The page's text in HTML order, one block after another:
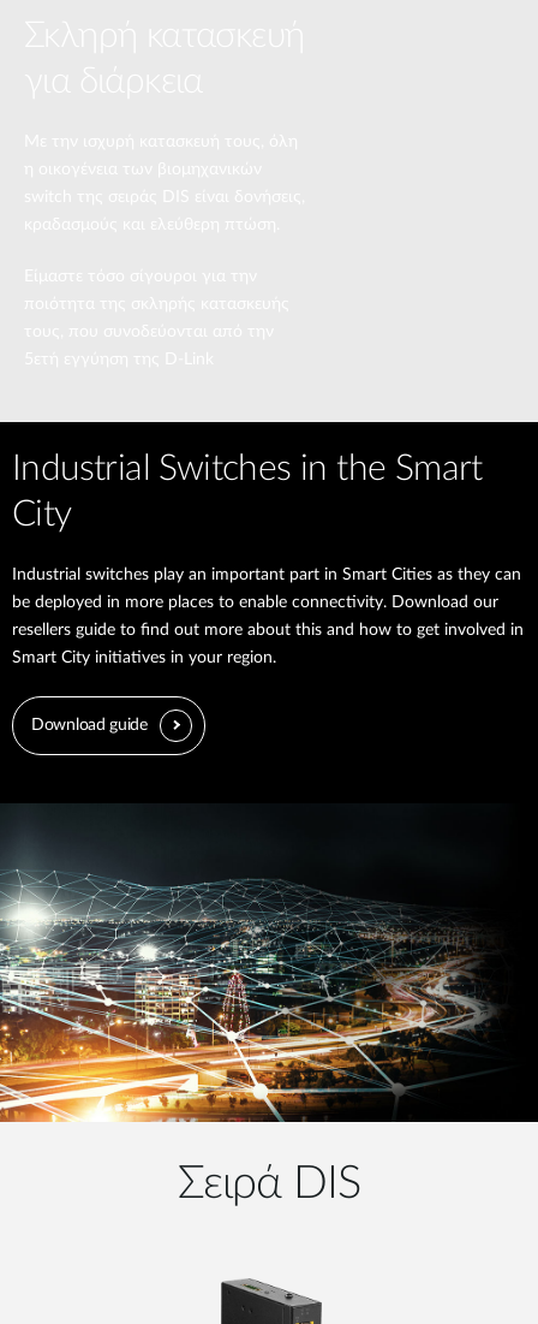
Industrial Switches in the Smart
City
Industrial switches play an important part in Smart Cities as they can
be deployed in more places to enable connectivity. Download our
resellers guide to find out more about this and how to get involved in
Smart City initiatives in your region.
Download guide
Σειρά DIS